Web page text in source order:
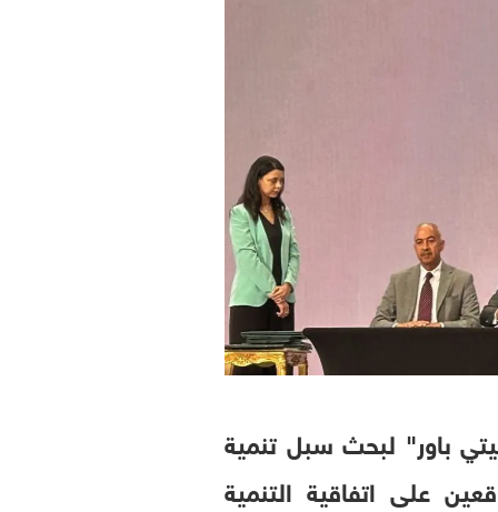
باور" لبحث سبل تنمية
على اتفاقية التنمية